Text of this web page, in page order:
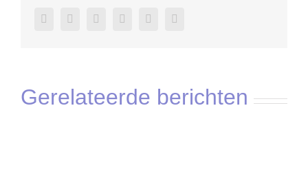
facebooktwitter linkedin reddit pinterest
Gerelateerde berichten